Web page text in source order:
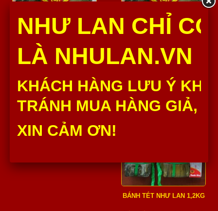
BÁNH CHƯNG 1,2KG
thành phần nguyên liệu đều
được chọn lọc từ những...
200,000 Đ
Số lượng :
BÁNH CHƯNG 700G
thành phần nguyên liệu đều
được chọn lọc từ...
120,000 Đ
Hết hàng
BÁNH TÉT NHƯ LAN 1,2KG
NHƯ LAN CHỈ
LÀ NHULAN.VN
KHÁCH HÀNG LƯU Ý
TRÁNH MUA HÀNG GIẢ,
XIN CẢM ƠN!